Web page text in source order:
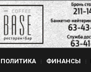
ПОЛИТИКА ФИНАНСЫ